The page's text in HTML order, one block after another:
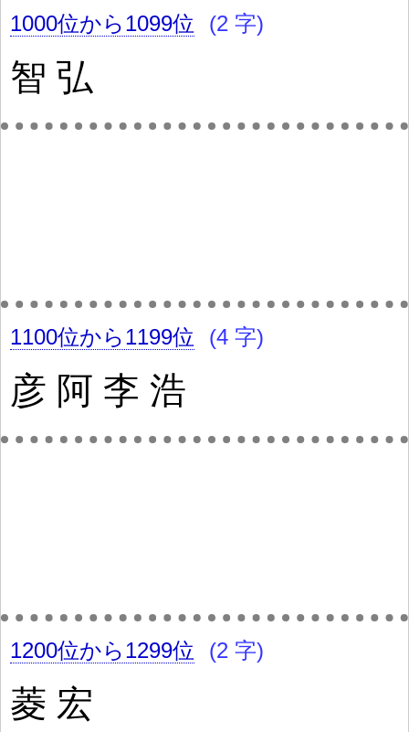
1000位から1099位 (2 字)
智 弘
1100位から1199位 (4 字)
彦 阿 李 浩
1200位から1299位 (2 字)
菱 宏